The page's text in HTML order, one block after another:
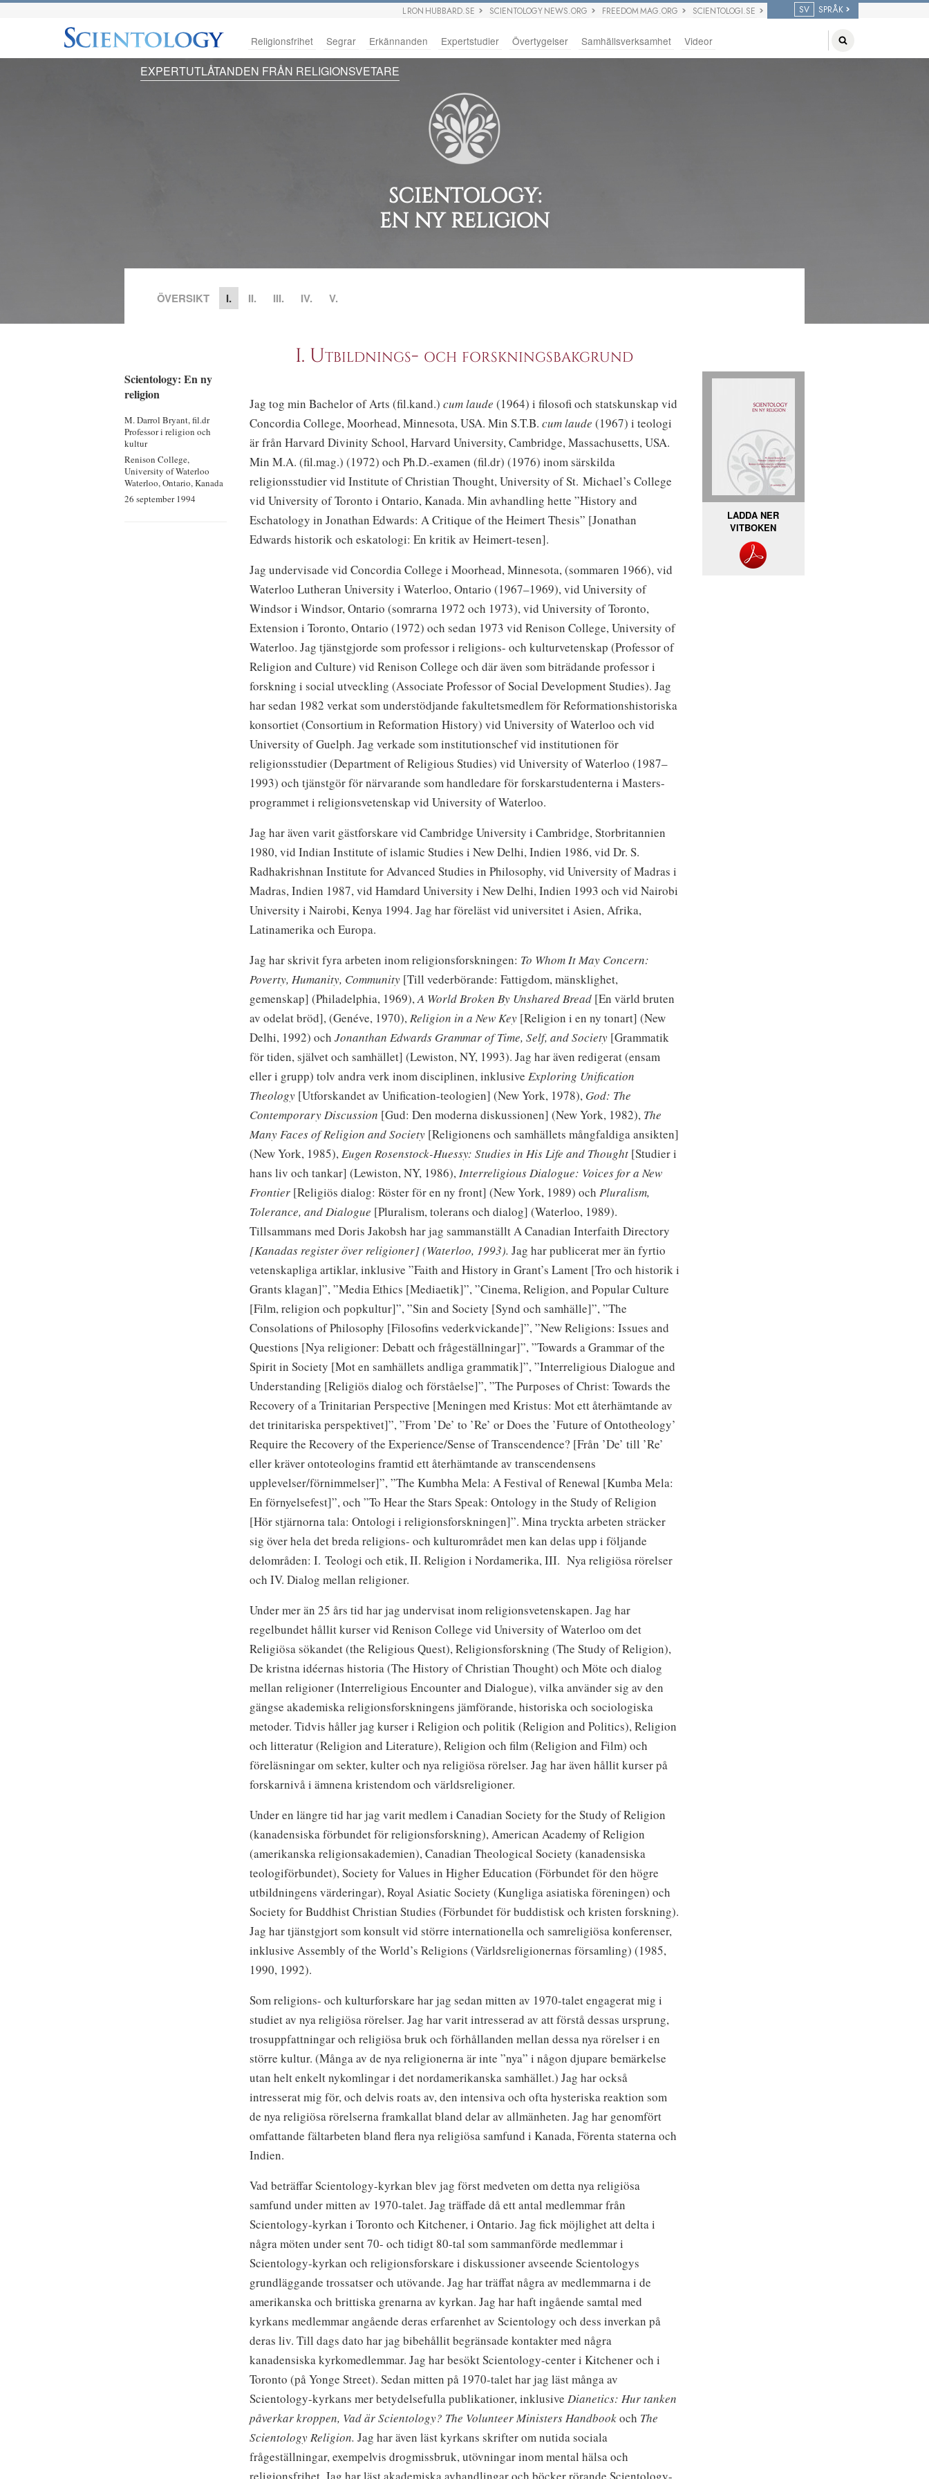
L RON HUBBARD.SE SCIENTOLOGY NEWS.ORG FREEDOM MAG.ORG SCIENTOLOGI.SE SV SPRÅK
Religionsfrihet Segrar Erkännanden Expertstudier Övertygelser Samhällsverksamhet Videor
EXPERTUTLÅTANDEN FRÅN RELIGIONSVETARE
SCIENTOLOGY:
EN NY RELIGION
ÖVERSIKT I. II. III. IV. V.
Scientology: En ny
religion
M. Darrol Bryant, fil.dr
Professor i religion och
kultur
Renison College,
University of Waterloo
Waterloo, Ontario, Kanada
26 september 1994
I. Utbildnings- och forskningsbakgrund
Jag tog min Bachelor of Arts (fil.kand.) cum laude (1964) i filosofi och statskunskap vid
Concordia College, Moorhead, Minnesota, USA. Min S.T.B. cum laude (1967) i teologi
är från Harvard Divinity School, Harvard University, Cambridge, Massachusetts, USA.
Min M.A. (fil.mag.) (1972) och Ph.D.-examen (fil.dr) (1976) inom särskilda
religionsstudier vid Institute of Christian Thought, University of St. Michael’s College
vid University of Toronto i Ontario, Kanada. Min avhandling hette ”History and
Eschatology in Jonathan Edwards: A Critique of the Heimert Thesis” [Jonathan
Edwards historik och eskatologi: En kritik av Heimert-tesen].
Jag undervisade vid Concordia College i Moorhead, Minnesota, (sommaren 1966), vid
Waterloo Lutheran University i Waterloo, Ontario (1967–1969), vid University of
Windsor i Windsor, Ontario (somrarna 1972 och 1973), vid University of Toronto,
Extension i Toronto, Ontario (1972) och sedan 1973 vid Renison College, University of
Waterloo. Jag tjänstgjorde som professor i religions- och kulturvetenskap (Professor of
Religion and Culture) vid Renison College och där även som biträdande professor i
forskning i social utveckling (Associate Professor of Social Development Studies). Jag
har sedan 1982 verkat som understödjande fakultetsmedlem för Reformationshistoriska
konsortiet (Consortium in Reformation History) vid University of Waterloo och vid
University of Guelph. Jag verkade som institutionschef vid institutionen för
religionsstudier (Department of Religious Studies) vid University of Waterloo (1987–
1993) och tjänstgör för närvarande som handledare för forskarstudenterna i Masters-
programmet i religionsvetenskap vid University of Waterloo.
Jag har även varit gästforskare vid Cambridge University i Cambridge, Storbritannien
1980, vid Indian Institute of islamic Studies i New Delhi, Indien 1986, vid Dr. S.
Radhakrishnan Institute for Advanced Studies in Philosophy, vid University of Madras i
Madras, Indien 1987, vid Hamdard University i New Delhi, Indien 1993 och vid Nairobi
University i Nairobi, Kenya 1994. Jag har föreläst vid universitet i Asien, Afrika,
Latinamerika och Europa.
Jag har skrivit fyra arbeten inom religionsforskningen: To Whom It May Concern:
Poverty, Humanity, Community[Till vederbörande: Fattigdom, mänsklighet,
gemenskap] (Philadelphia, 1969), A World Broken By Unshared Bread[En värld bruten
av odelat bröd], (Genéve, 1970), Religion in a New Key[Religion i en ny tonart] (New
Delhi, 1992) och Jonanthan Edwards Grammar of Time, Self, and Society[Grammatik
för tiden, självet och samhället] (Lewiston, NY, 1993). Jag har även redigerat (ensam
eller i grupp) tolv andra verk inom disciplinen, inklusive Exploring Unification
Theology[Utforskandet av Unification-teologien] (New York, 1978), God: The
Contemporary Discussion [Gud: Den moderna diskussionen] (New York, 1982), The
Many Faces of Religion and Society[Religionens och samhällets mångfaldiga ansikten]
(New York, 1985), Eugen Rosenstock-Huessy: Studies in His Life and Thought[Studier i
hans liv och tankar] (Lewiston, NY, 1986), Interreligious Dialogue: Voices for a New
Frontier[Religiös dialog: Röster för en ny front] (New York, 1989) och Pluralism,
Tolerance, and Dialogue [Pluralism, tolerans och dialog] (Waterloo, 1989).
Tillsammans med Doris Jakobsh har jag sammanställt A Canadian Interfaith Directory
[Kanadas register över religioner] (Waterloo, 1993). Jag har publicerat mer än fyrtio
vetenskapliga artiklar, inklusive ”Faith and History in Grant’s Lament [Tro och historik i
Grants klagan]”, ”Media Ethics [Mediaetik]”, ”Cinema, Religion, and Popular Culture
[Film, religion och popkultur]”, ”Sin and Society [Synd och samhälle]”, ”The
Consolations of Philosophy [Filosofins vederkvickande]”, ”New Religions: Issues and
Questions [Nya religioner: Debatt och frågeställningar]”, ”Towards a Grammar of the
Spirit in Society [Mot en samhällets andliga grammatik]”, ”Interreligious Dialogue and
Understanding [Religiös dialog och förståelse]”, ”The Purposes of Christ: Towards the
Recovery of a Trinitarian Perspective [Meningen med Kristus: Mot ett återhämtande av
det trinitariska perspektivet]”, ”From ’De’ to ’Re’ or Does the ’Future of Ontotheology’
Require the Recovery of the Experience/Sense of Transcendence? [Från ’De’ till ’Re’
eller kräver ontoteologins framtid ett återhämtande av transcendensens
upplevelser/förnimmelser]”, ”The Kumbha Mela: A Festival of Renewal [Kumba Mela:
En förnyelsefest]”, och ”To Hear the Stars Speak: Ontology in the Study of Religion
[Hör stjärnorna tala: Ontologi i religionsforskningen]”. Mina tryckta arbeten sträcker
sig över hela det breda religions- och kulturområdet men kan delas upp i följande
delområden: I. Teologi och etik, II. Religion i Nordamerika, III. Nya religiösa rörelser
och IV. Dialog mellan religioner.
Under mer än 25 års tid har jag undervisat inom religionsvetenskapen. Jag har
regelbundet hållit kurser vid Renison College vid University of Waterloo om det
Religiösa sökandet (the Religious Quest), Religionsforskning (The Study of Religion),
De kristna idéernas historia (The History of Christian Thought) och Möte och dialog
mellan religioner (Interreligious Encounter and Dialogue), vilka använder sig av den
gängse akademiska religionsforskningens jämförande, historiska och sociologiska
metoder. Tidvis håller jag kurser i Religion och politik (Religion and Politics), Religion
och litteratur (Religion and Literature), Religion och film (Religion and Film) och
föreläsningar om sekter, kulter och nya religiösa rörelser. Jag har även hållit kurser på
forskarnivå i ämnena kristendom och världsreligioner.
Under en längre tid har jag varit medlem i Canadian Society for the Study of Religion
(kanadensiska förbundet för religionsforskning), American Academy of Religion
(amerikanska religionsakademien), Canadian Theological Society (kanadensiska
teologiförbundet), Society for Values in Higher Education (Förbundet för den högre
utbildningens värderingar), Royal Asiatic Society (Kungliga asiatiska föreningen) och
Society for Buddhist Christian Studies (Förbundet för buddistisk och kristen forskning).
Jag har tjänstgjort som konsult vid större internationella och samreligiösa konferenser,
inklusive Assembly of the World’s Religions (Världsreligionernas församling) (1985,
1990, 1992).
Som religions- och kulturforskare har jag sedan mitten av 1970-talet engagerat mig i
studiet av nya religiösa rörelser. Jag har varit intresserad av att förstå dessas ursprung,
trosuppfattningar och religiösa bruk och förhållanden mellan dessa nya rörelser i en
större kultur. (Många av de nya religionerna är inte ”nya” i någon djupare bemärkelse
utan helt enkelt nykomlingar i det nordamerikanska samhället.) Jag har också
intresserat mig för, och delvis roats av, den intensiva och ofta hysteriska reaktion som
de nya religiösa rörelserna framkallat bland delar av allmänheten. Jag har genomfört
omfattande fältarbeten bland flera nya religiösa samfund i Kanada, Förenta staterna och
Indien.
Vad beträffar Scientology-kyrkan blev jag först medveten om detta nya religiösa
samfund under mitten av 1970-talet. Jag träffade då ett antal medlemmar från
Scientology-kyrkan i Toronto och Kitchener, i Ontario. Jag fick möjlighet att delta i
några möten under sent 70- och tidigt 80-tal som sammanförde medlemmar i
Scientology-kyrkan och religionsforskare i diskussioner avseende Scientologys
grundläggande trossatser och utövande. Jag har träffat några av medlemmarna i de
amerikanska och brittiska grenarna av kyrkan. Jag har haft ingående samtal med
kyrkans medlemmar angående deras erfarenhet av Scientology och dess inverkan på
deras liv. Till dags dato har jag bibehållit begränsade kontakter med några
kanadensiska kyrkomedlemmar. Jag har besökt Scientology-center i Kitchener och i
Toronto (på Yonge Street). Sedan mitten på 1970-talet har jag läst många av
Scientology-kyrkans mer betydelsefulla publikationer, inklusive Dianetics: Hur tanken
påverkar kroppen, Vad är Scientology? The Volunteer Ministers Handbookoch The
Scientology Religion. Jag har även läst kyrkans skrifter om nutida sociala
frågeställningar, exempelvis drogmissbruk, utövningar inom mental hälsa och
religionsfrihet. Jag har läst akademiska avhandlingar och böcker rörande Scientology-
LADDA NER
VITBOKEN